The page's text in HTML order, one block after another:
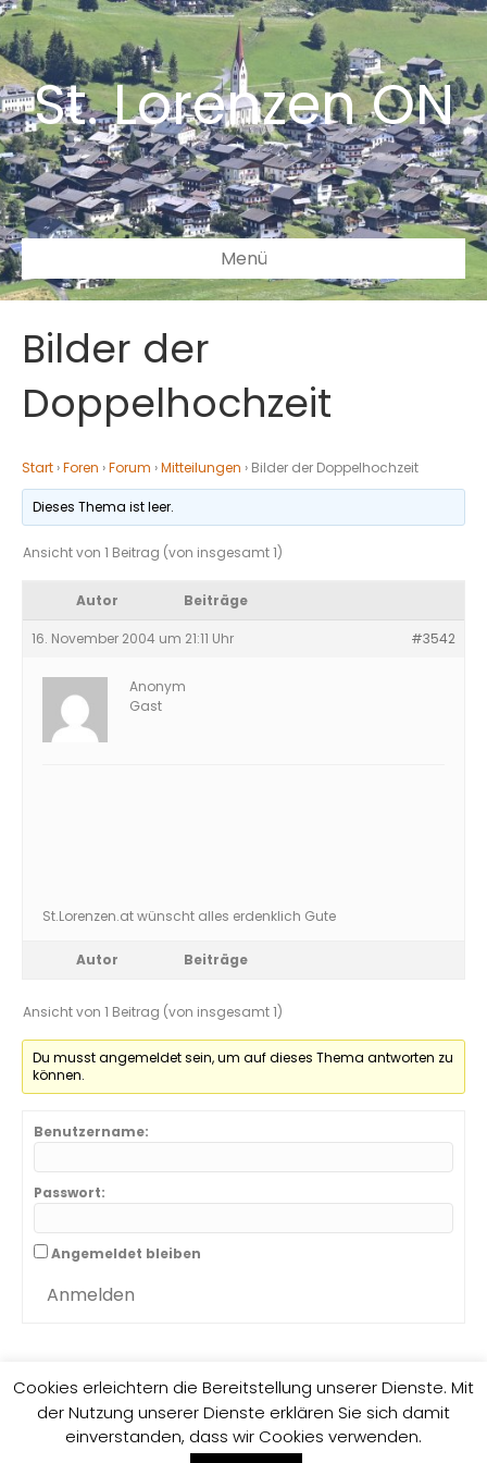
St. Lorenzen ON
Menü
Bilder der
Doppelhochzeit
Start ›Foren ›Forum ›Mitteilungen › Bilder der Doppelhochzeit
Dieses Thema ist leer.
Ansicht von 1 Beitrag (von insgesamt 1)
Autor Beiträge
16. November 2004 um 21:11 Uhr #3542
Anonym
Gast
St.Lorenzen.at wünscht alles erdenklich Gute
Autor Beiträge
Ansicht von 1 Beitrag (von insgesamt 1)
Du musst angemeldet sein, um auf dieses Thema antworten zu
können.
Benutzername:
Passwort:
Angemeldet bleiben
Anmelden
Impressum Datenschutzrichtlinie
Cookies erleichtern die Bereitstellung unserer Dienste. Mit
der Nutzung unserer Dienste erklären Sie sich damit
einverstanden, dass wir Cookies verwenden.